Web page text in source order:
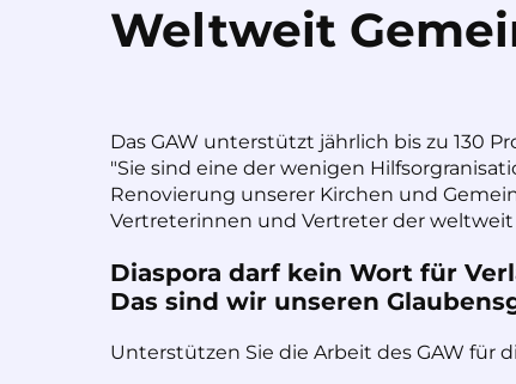
Weltweit
Das GAW unterstützt jährlich bis zu 130
"Sie sind eine der wenigen
Renovierung unserer Kirchen und
Vertreterinnen und Vertreter der
Diaspora darf kein Wort für
Das sind wir unseren
Unterstützen Sie die Arbeit des GAW für